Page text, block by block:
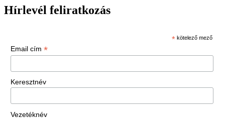
Hírlevél feliratkozás
* kötelező mező
Email cím *
Keresztnév
Vezetéknév